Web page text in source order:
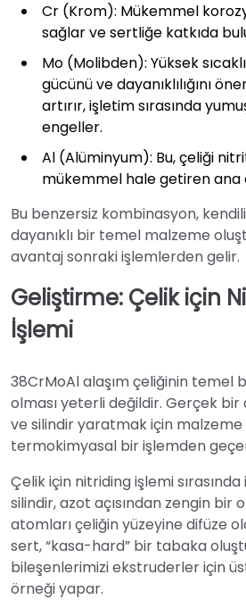
Cr (Krom): Mükemmel
sağlar ve sertliğe katkıda
Mo (Molibden): Yüksek
gücünü ve dayanıklılığını
artırır, işletim sırasında
engeller.
Al (Alüminyum): Bu, çeliği
mükemmel hale getiren
Bu benzersiz kombinasyon,
dayanıklı bir temel malzeme
avantaj sonraki işlemlerden gelir.
Geliştirme: Çelik için
İşlemi
38CrMoAl alaşım çeliğinin temel
olması yeterli değildir. Gerçek bir
ve silindir yaratmak için malzeme
termokimyasal bir işlemden
Çelik için nitriding işlemi
silindir, azot açısından zengin bir
atomları çeliğin yüzeyine difüze
sert, “kasa-hard” bir tabaka
bileşenlerimizi ekstruderler için
örneği yapar.